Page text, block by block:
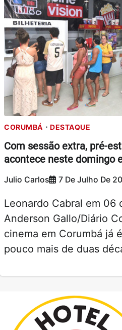
CORUMBÁ DESTAQUE
Com sessão extra, pré-
acontece neste domingo
Julio Carlos 7 De Julho De
Leonardo Cabral em 06
Anderson Gallo/Diário
cinema em Corumbá já
pouco mais de duas